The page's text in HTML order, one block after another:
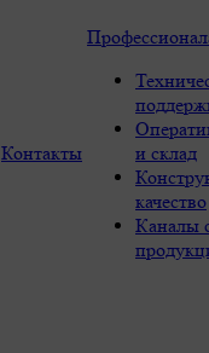
Контакты
и склад
качество
Каналы